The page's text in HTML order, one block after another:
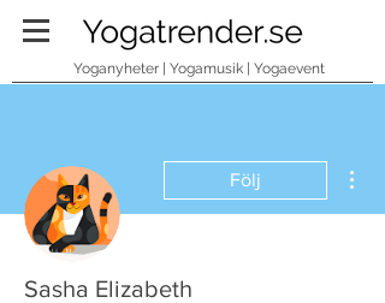
Yoganyheter | Yogamusik | Yogaevent
Följ
Sasha Elizabeth